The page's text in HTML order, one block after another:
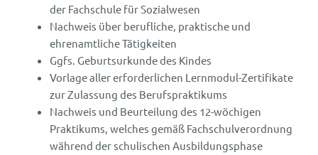
der Fachschule für Sozialwesen
Nachweis über berufliche, praktische und
ehrenamtliche Tätigkeiten
Ggfs. Geburtsurkunde des Kindes
Vorlage aller erforderlichen Lernmodul-Zertifikate
zur Zulassung des Berufspraktikums
Nachweis und Beurteilung des 12-wöchigen
Praktikums, welches gemäß Fachschulverordnung
während der schulischen Ausbildungsphase